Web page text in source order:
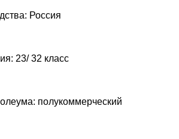
Россия
23/ 32 класс
полукоммерческий